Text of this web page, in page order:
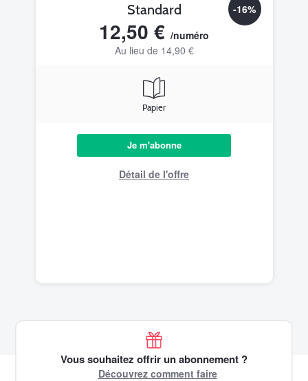
-16%
Standard
12,50 € /numéro
Au lieu de 14,90 €
Papier
Je m'abonne
Détail de l'offre
Vous souhaitez offrir un abonnement ?
Découvrez comment faire